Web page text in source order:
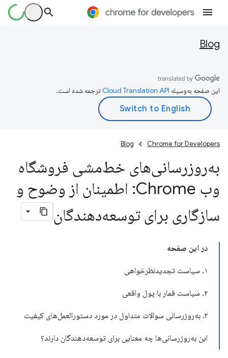
Blog
این صفحه به‌وسیله ترجمه شده است.
Chrome for Developers
Blog
به‌روزرسانی‌های خط‌مشی فروشگاه
وب Chrome: اطمینان از وضوح و
سازگاری برای توسعه‌دهندگان
در این صفحه
۱. سیاست تجدیدنظرخواهی
۲. سیاست قمار با پول واقعی
۳. به‌روزرسانی سوالات متداول در مورد دستورالعمل‌های کیفیت
این به‌روزرسانی‌ها چه معنایی برای توسعه‌دهندگان دارند؟